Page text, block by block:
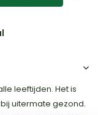
leeftijden. Het is
uitermate gezond.